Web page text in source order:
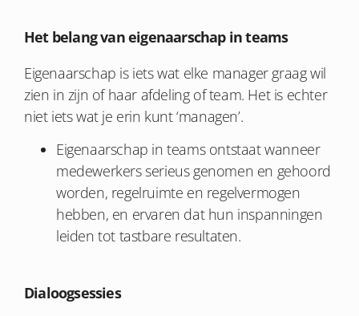
Het belang van eigenaarschap in teams
Eigenaarschap is iets wat elke manager graag wil
zien in zijn of haar afdeling of team. Het is echter
niet iets wat je erin kunt ‘managen’.
Eigenaarschap in teams ontstaat wanneer
medewerkers serieus genomen en gehoord
worden, regelruimte en regelvermogen
hebben, en ervaren dat hun inspanningen
leiden tot tastbare resultaten.
Dialoogsessies